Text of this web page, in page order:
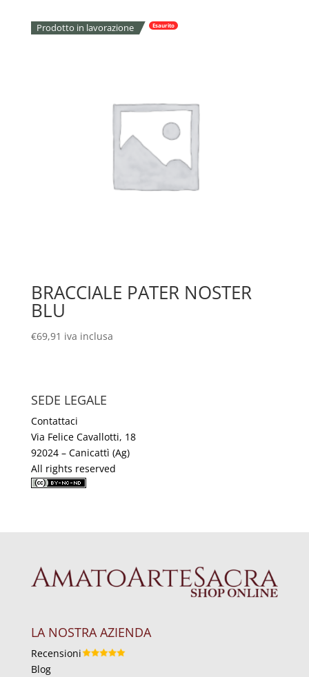
Prodotto in lavorazione Esaurito
BRACCIALE PATER NOSTER
BLU
€69,91 iva inclusa
SEDE LEGALE
Contattaci
Via Felice Cavallotti, 18
92024 – Canicattì (Ag)
All rights reserved
LA NOSTRA AZIENDA
Recensioni
Blog